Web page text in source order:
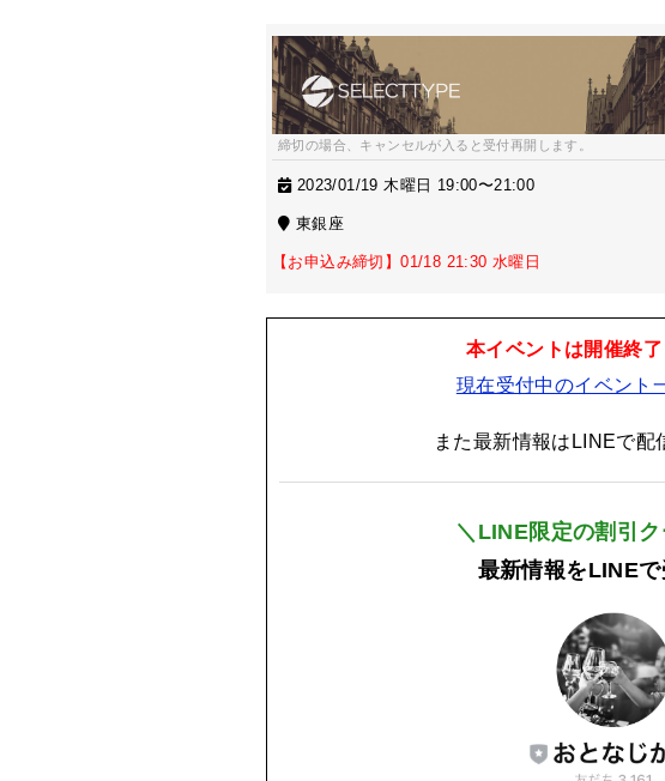
締切の場合、キャンセルが入ると受付再開します。
2023/01/19 木曜日 19:00〜21:00
東銀座
【お申込み締切】01/18 21:30 水曜日
本イベントは開催終了
現在受付中のイベント
また最新情報はLINEで配
＼LINE限定の割引
最新情報をLINE